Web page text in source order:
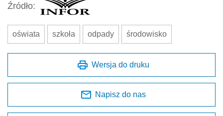
Źródło:
oświata szkoła odpady środowisko
Wersja do druku
Napisz do nas